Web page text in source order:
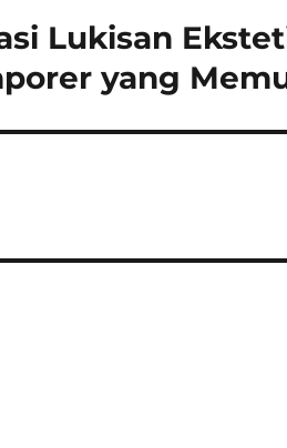
Lukisan
yang